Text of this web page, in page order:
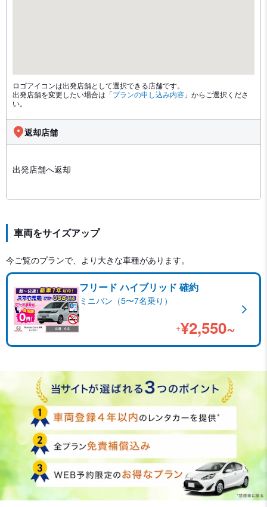
ロゴアイコンは出発店舗として選択できる店舗です。
出発店舗を変更したい場合は「プランの申し込み内容 」からご選択くださ
い。
返却店舗
出発店舗へ返却
車両をサイズアップ
今ご覧のプランで、より大きな車種があります。
フリード ハイブリッド 確約
ミニバン（5〜7名乗り）
+¥2,550~